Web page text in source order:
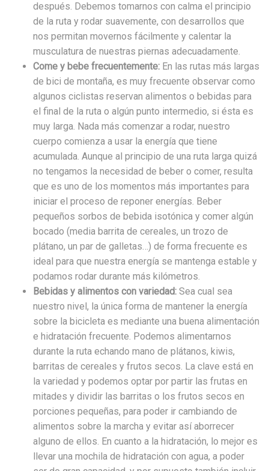
después. Debemos tomarnos con calma el principio
de la ruta y rodar suavemente, con desarrollos que
nos permitan movernos fácilmente y calentar la
musculatura de nuestras piernas adecuadamente.
Come y bebe frecuentemente: En las rutas más largas
de bici de montaña, es muy frecuente observar como
algunos ciclistas reservan alimentos o bebidas para
el final de la ruta o algún punto intermedio, si ésta es
muy larga. Nada más comenzar a rodar, nuestro
cuerpo comienza a usar la energía que tiene
acumulada. Aunque al principio de una ruta larga quizá
no tengamos la necesidad de beber o comer, resulta
que es uno de los momentos más importantes para
iniciar el proceso de reponer energías. Beber
pequeños sorbos de bebida isotónica y comer algún
bocado (media barrita de cereales, un trozo de
plátano, un par de galletas…) de forma frecuente es
ideal para que nuestra energía se mantenga estable y
podamos rodar durante más kilómetros.
Bebidas y alimentos con variedad: Sea cual sea
nuestro nivel, la única forma de mantener la energía
sobre la bicicleta es mediante una buena alimentación
e hidratación frecuente. Podemos alimentarnos
durante la ruta echando mano de plátanos, kiwis,
barritas de cereales y frutos secos. La clave está en
la variedad y podemos optar por partir las frutas en
mitades y dividir las barritas o los frutos secos en
porciones pequeñas, para poder ir cambiando de
alimentos sobre la marcha y evitar así aborrecer
alguno de ellos. En cuanto a la hidratación, lo mejor es
llevar una mochila de hidratación con agua, a poder